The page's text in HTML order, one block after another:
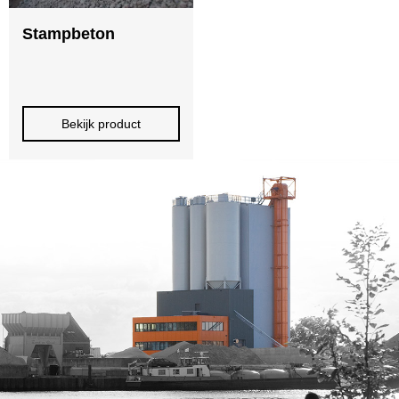
Stampbeton
Bekijk product